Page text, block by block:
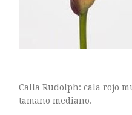
Calla Rudolph: cala rojo
tamaño mediano.